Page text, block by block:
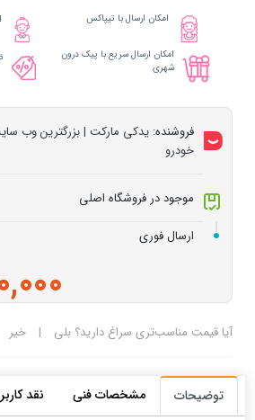
امکان ارسال با تیپاکس
امکان ارسال سریع با پیک درون
شهری
فروشنده: یدکی مارکت | بزرگترین وب
خودرو
موجود در فروشگاه اصلی
ارسال فوری
آیا قیمت مناسب‌تری سراغ دارید؟ بلی | خیر
توضیحات مشخصات فنی نقد